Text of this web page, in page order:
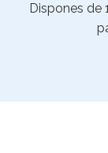
Dispones de